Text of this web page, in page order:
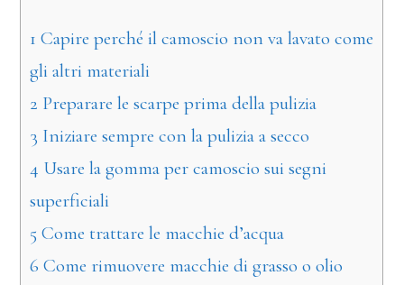
1 Capire perché il camoscio non va lavato come
gli altri materiali
2 Preparare le scarpe prima della pulizia
3 Iniziare sempre con la pulizia a secco
4 Usare la gomma per camoscio sui segni
superficiali
5 Come trattare le macchie d’acqua
6 Come rimuovere macchie di grasso o olio